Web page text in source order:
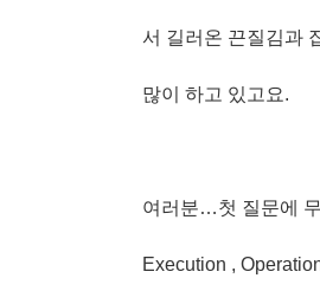
서 길러온 끈질김과
많이 하고 있고요.
여러분…첫 질문에
Execution ,